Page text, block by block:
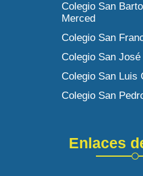
Colegio San
Merced
Colegio San
Colegio San José
Colegio San Luis
Colegio San
Enlaces